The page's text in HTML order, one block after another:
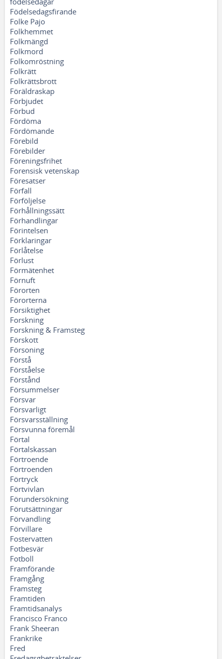
Födelsedagsfirande
Folke Pajo
Folkhemmet
Folkmängd
Folkmord
Folkomröstning
Folkrätt
Folkrättsbrott
Föräldraskap
Förbjudet
Förbud
Fördöma
Fördömande
Förebild
Förebilder
Föreningsfrihet
Forensisk vetenskap
Föresatser
Förfall
Förföljelse
Förhållningssätt
Förhandlingar
Förintelsen
Förklaringar
Förlåtelse
Förlust
Förmätenhet
Förnuft
Förorten
Förorterna
Försiktighet
Forskning
Forskning & Framsteg
Förskott
Försoning
Förstå
Förståelse
Förstånd
Försummelser
Försvar
Försvarligt
Försvarsställning
Försvunna föremål
Förtal
Förtalskassan
Förtroende
Förtroenden
Förtryck
Förtvivlan
Förundersökning
Förutsättningar
Förvandling
Förvillare
Fostervatten
Fotbesvär
Fotboll
Framförande
Framgång
Framsteg
Framtiden
Framtidsanalys
Francisco Franco
Frank Sheeran
Frankrike
Fred